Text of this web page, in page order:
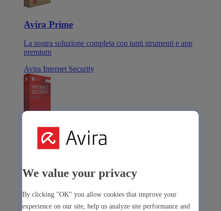
Avira Prime
La nostra soluzione completa con tanti strumenti e app
premium
Avira Internet Security
Avira Internet Security
Free Security
We value your privacy
By clicking "OK" you allow cookies that improve your
experience on our site, help us analyze site performance and